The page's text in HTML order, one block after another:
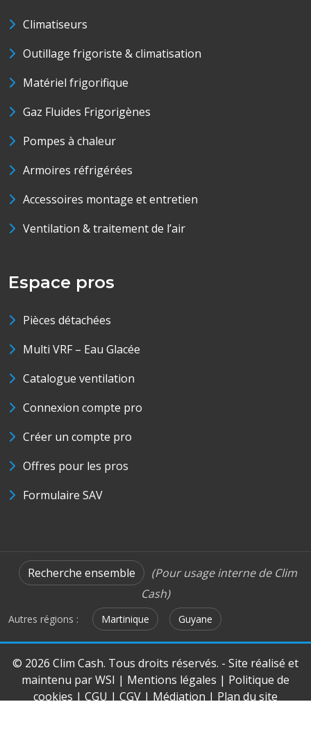
Climatiseurs
Outillage frigoriste & climatisation
Matériel frigorifique
Gaz Fluides Frigorigènes
Pompes à chaleur
Armoires réfrigérées
Accessoires montage et entretien
Ventilation & traitement de l’air
Espace pros
Pièces détachées
Multi VRF – Eau Glacée
Catalogue ventilation
Connexion compte pro
Créer un compte pro
Offres pour les pros
Formulaire SAV
Recherche ensemble
(Pour usage interne de Clim
Cash)
Autres régions : Martinique Guyane
© 2026 Clim Cash. Tous droits réservés. - Site réalisé et
maintenu parWSI | Mentions légales | Politique de
cookies | CGU | CGV | Médiation | Plan du site